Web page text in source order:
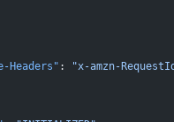
Headers"
:
"x-amzn-